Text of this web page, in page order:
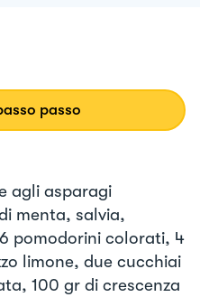
passo
agli asparagi
menta, salvia,
pomodorini colorati, 4
limone, due cucchiai
100 gr di crescenza